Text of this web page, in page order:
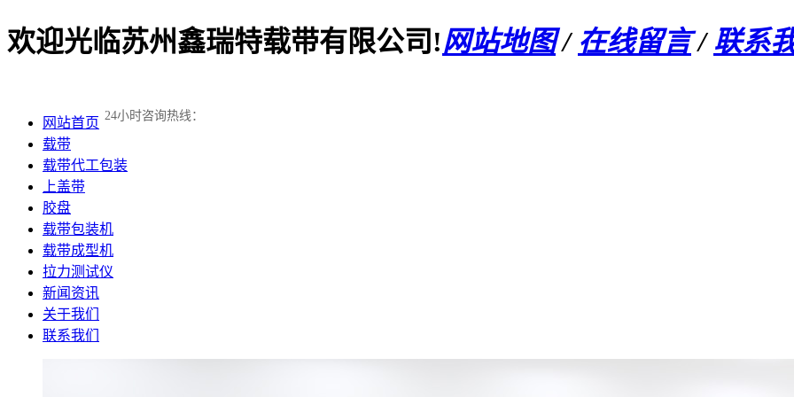
欢迎光临苏州鑫瑞特载带有限公司!网站地图/ 在线留言/联系
24小时咨询热线：
网站首页
载带
载带代工包装
上盖带
胶盘
载带包装机
载带成型机
拉力测试仪
新闻资讯
关于我们
联系我们